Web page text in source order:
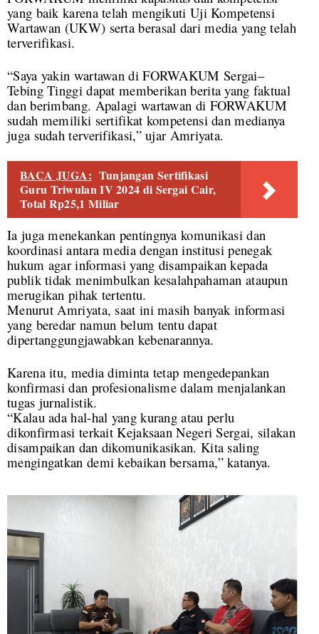
yang baik karena telah mengikuti Uji Kompetensi
Wartawan (UKW) serta berasal dari media yang telah
terverifikasi.
“Saya yakin wartawan di FORWAKUM Sergai–
Tebing Tinggi dapat memberikan berita yang faktual
dan berimbang. Apalagi wartawan di FORWAKUM
sudah memiliki sertifikat kompetensi dan medianya
juga sudah terverifikasi,” ujar Amriyata.
BACA JUGA: Tunjangan Sertifikasi
Guru Triwulan IV 2024 di Sergai Cair,
Total Rp25,1 Miliar
Ia juga menekankan pentingnya komunikasi dan
koordinasi antara media dengan institusi penegak
hukum agar informasi yang disampaikan kepada
publik tidak menimbulkan kesalahpahaman ataupun
merugikan pihak tertentu.
Menurut Amriyata, saat ini masih banyak informasi
yang beredar namun belum tentu dapat
dipertanggungjawabkan kebenarannya.
Karena itu, media diminta tetap mengedepankan
konfirmasi dan profesionalisme dalam menjalankan
tugas jurnalistik.
“Kalau ada hal-hal yang kurang atau perlu
dikonfirmasi terkait Kejaksaan Negeri Sergai, silakan
disampaikan dan dikomunikasikan. Kita saling
mengingatkan demi kebaikan bersama,” katanya.